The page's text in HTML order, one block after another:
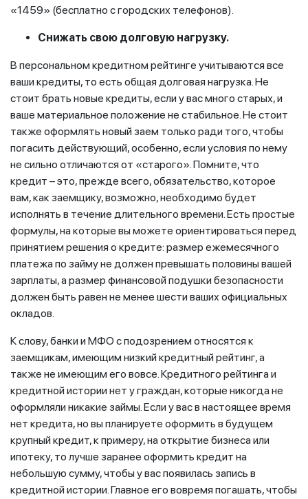
«1459» (бесплатно с городских телефонов).
Снижать свою долговую нагрузку.
В персональном кредитном рейтинге учитываются все
ваши кредиты, то есть общая долговая нагрузка. Не
стоит брать новые кредиты, если у вас много старых, и
ваше материальное положение не стабильное. Не стоит
также оформлять новый заем только ради того, чтобы
погасить действующий, особенно, если условия по нему
не сильно отличаются от «старого». Помните, что
кредит – это, прежде всего, обязательство, которое
вам, как заемщику, возможно, необходимо будет
исполнять в течение длительного времени. Есть простые
формулы, на которые вы можете ориентироваться перед
принятием решения о кредите: размер ежемесячного
платежа по займу не должен превышать половины вашей
зарплаты, а размер финансовой подушки безопасности
должен быть равен не менее шести ваших официальных
окладов.
К слову, банки и МФО с подозрением относятся к
заемщикам, имеющим низкий кредитный рейтинг, а
также не имеющим его вовсе. Кредитного рейтинга и
кредитной истории нет у граждан, которые никогда не
оформляли никакие займы. Если у вас в настоящее время
нет кредита, но вы планируете оформить в будущем
крупный кредит, к примеру, на открытие бизнеса или
ипотеку, то лучше заранее оформить кредит на
небольшую сумму, чтобы у вас появилась запись в
кредитной истории. Главное его вовремя погашать, чтобы